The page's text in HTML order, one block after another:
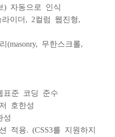
) 자동으로 인식
이더, 2컬럼 웹진형,
(masonry, 무한스크롤,
표준 코딩 준수
호한성
성
적용. (CSS3를 지원하지